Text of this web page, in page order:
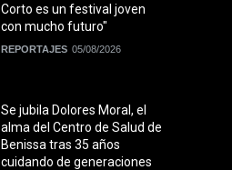
Corto es un festival joven
con mucho futuro"
REPORTAJES 05/08/2026
Se jubila Dolores Moral, el
alma del Centro de Salud de
Benissa tras 35 años
cuidando de generaciones